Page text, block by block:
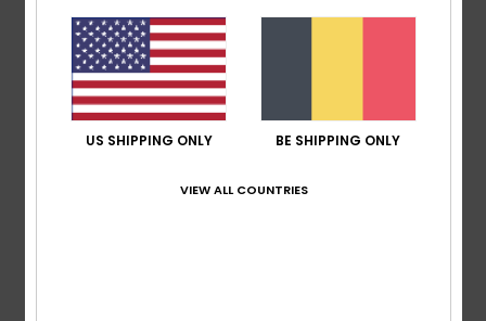
Zakken:Twee Borstzakken
Sluiting:Knoopsluiting Op De Voorkant
Branding:Quiksilver-Patch Op De Linkerborstzak
Samenstelling[Hoofdstof] 40% wol, 39% polyester, 17%
US SHIPPING ONLY BE SHIPPING ONLY
VIEW ALL COUNTRIES